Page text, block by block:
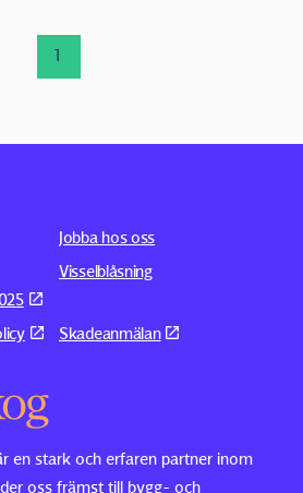
1
en stark och erfaren partner inom
oss främst till bygg- och
Jobba hos oss
Visselblåsning
Skadeanmälan